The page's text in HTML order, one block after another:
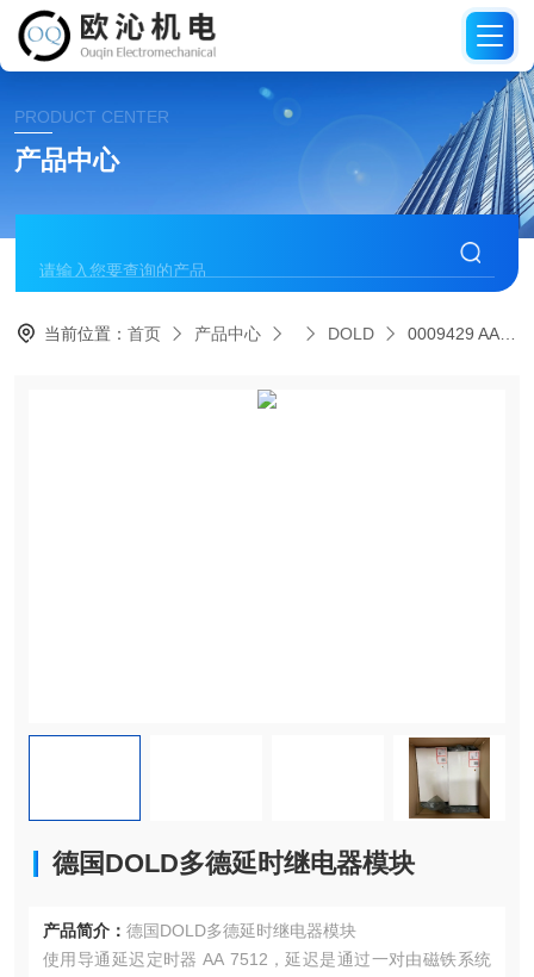
PRODUCT CENTER
产品中心
当前位置：首页 产品中心 DOLD 0009429 AA7512.32德国DOLD多德延时继电器模块
德国DOLD多德延时继电器模块
产品简介： 德国DOLD多德延时继电器模块
使用导通延迟定时器 AA 7512，延迟是通过一对由磁铁系统